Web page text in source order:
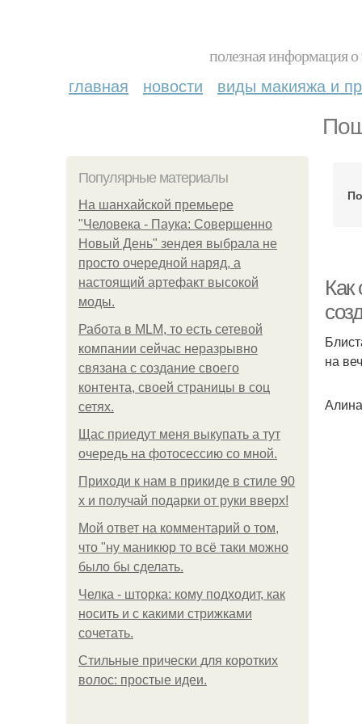
полезная информация
главная новости виды макияжа и
Популярные материалы
На шанхайской премьере
"Человека - Паука: Совершенно
Новый День" зендея выбрала не
просто очередной наряд, а
настоящий артефакт высокой
моды.
Работа в MLM, то есть сетевой
компании сейчас неразрывно
связана с создание своего
контента, своей страницы в соц
сетях.
Щас приедут меня выкупать а тут
очередь на фотосессию со мной.
Приходи к нам в прикиде в стиле 90
х и получай подарки от руки вверх!
Мой ответ на комментарий о том,
что "ну маникюр то всё таки можно
было бы сделать.
Челка - шторка: кому подходит, как
носить и с какими стрижками
сочетать.
Стильные прически для коротких
волос: простые идеи.
Как
на